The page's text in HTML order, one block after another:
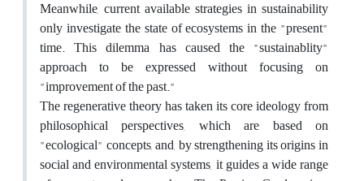
Meanwhile, current available strategies in sustainability
only investigate the state of ecosystems in the "present"
time. This dilemma has caused the "sustainablity"
approach to be expressed without focusing on
"improvement of the past."
The regenerative theory has taken its core ideology from
philosophical perspectives, which are based on
"ecological" concepts, and, by strengthening its origins in
social and environmental systems, it guides a wide range